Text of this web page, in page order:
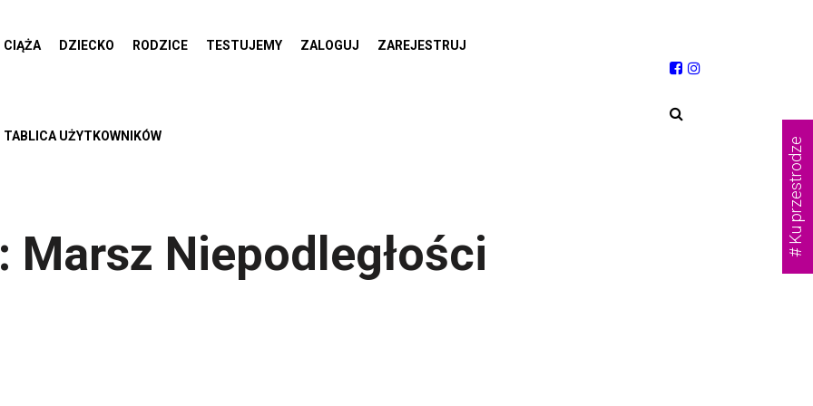
CIĄŻA DZIECKO RODZICE TESTUJEMY ZALOGUJ ZAREJESTRUJ
TABLICA UŻYTKOWNIKÓW
Marsz Niepodległości # Ku przestrodze